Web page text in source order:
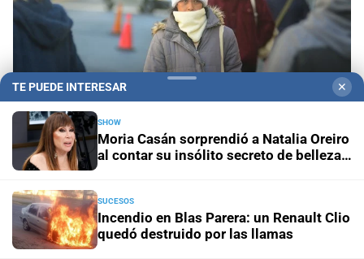
Pronóstico nacional
están bajo alerta amarilla por temperaturas bajas
AniversarioEl Litoral cumplió 108 años y celebró la
TE PUEDE INTERESAR ✕
SHOW
Moria Casán sorprendió a Natalia Oreiro
al contar su insólito secreto de belleza:
SUCESOS
Incendio en Blas Parera: un Renault Clio
quedó destruido por las llamas